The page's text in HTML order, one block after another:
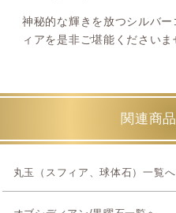
神秘的な輝きを放つシルバ
ィアを是非ご堪能くださいま
関連商
丸玉（スフィア、球体石）一覧へ